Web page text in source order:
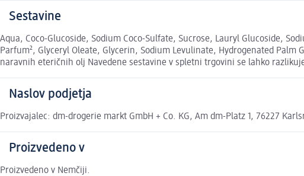
Sestavine
Aqua, Coco-Glucoside, Sodium Coco-Sulfate, Sucrose, Lauryl Glucoside,
Parfum², Glyceryl Oleate, Glycerin, Sodium Levulinate, Hydrogenated
naravnih eteričnih olj Navedene sestavine v spletni trgovini se lahko
Naslov podjetja
Proizvajalec: dm-drogerie markt GmbH + Co. KG, Am dm-Platz 1, 76227
Proizvedeno v
Proizvedeno v Nemčiji.